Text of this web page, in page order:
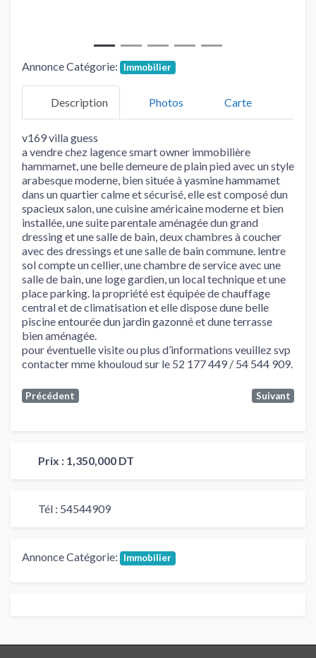
Annonce Catégorie: Immobilier
Description Photos Carte
v169 villa guess
a vendre chez lagence smart owner immobilière
hammamet, une belle demeure de plain pied avec un style
arabesque moderne, bien située à yasmine hammamet
dans un quartier calme et sécurisé, elle est composé dun
spacieux salon, une cuisine américaine moderne et bien
installée, une suite parentale aménagée dun grand
dressing et une salle de bain, deux chambres à coucher
avec des dressings et une salle de bain commune. lentre
sol compte un cellier, une chambre de service avec une
salle de bain, une loge gardien, un local technique et une
place parking. la propriété est équipée de chauffage
central et de climatisation et elle dispose dune belle
piscine entourée dun jardin gazonné et dune terrasse
bien aménagée.
pour éventuelle visite ou plus d’informations veuillez svp
contacter mme khouloud sur le 52 177 449 / 54 544 909.
Précédent Suivant
Prix : 1,350,000 DT
Tél : 54544909
Annonce Catégorie: Immobilier